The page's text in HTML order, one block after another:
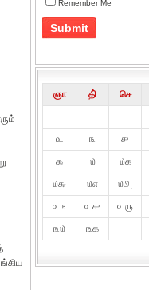
Remember Me
ஞா தி் செ
௨
௩ ௪
௯
௰ ௰௧
௰௬
௰௭ ௰௮
௨௩
௨௪ ௨௫
௩௰
௩௧